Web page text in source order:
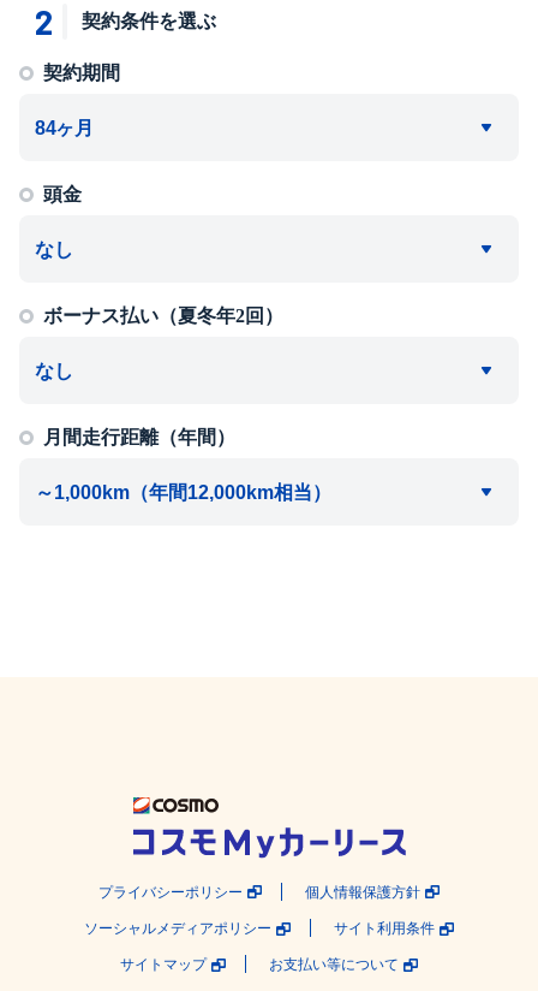
2 契約条件を選ぶ
契約期間
頭金
ボーナス払い（夏冬年2回）
月間走行距離（年間）
プライバシーポリシー 個人情報保護方針
ソーシャルメディアポリシー サイト利用条件
サイトマップ お支払い等について